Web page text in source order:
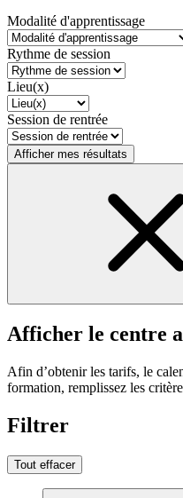
Modalité d'apprentissage
Rythme de session
Lieu(x)
Session de rentrée
Afficher mes résultats
Afficher le centre
Afin d’obtenir les tarifs, le
formation, remplissez les
Filtrer
Tout effacer